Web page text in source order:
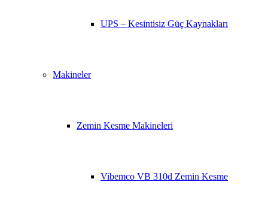
UPS – Kesintisiz Güç Kaynakları
Makineler
Zemin Kesme Makineleri
Vibemco VB 310d Zemin Kesme